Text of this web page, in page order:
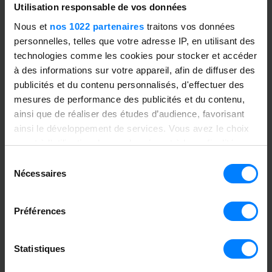
Utilisation responsable de vos données
Nous et nos 1022 partenaires traitons vos données
personnelles, telles que votre adresse IP, en utilisant des
technologies comme les cookies pour stocker et accéder
à des informations sur votre appareil, afin de diffuser des
publicités et du contenu personnalisés, d'effectuer des
mesures de performance des publicités et du contenu,
ainsi que de réaliser des études d’audience, favorisant
ainsi le développement de services. Vous avez le choix
quant à l'utilisation de vos données et à leurs finalités.
tout moment en consultant la Déclaration relative aux
cookies ou en cliquant sur l'icône de confidentialité.
Si vous le permettez, nous aimerions également :
géographique qui peuvent être précises à plusieurs
Nécessaires
Préférences
Statistiques
Besoin d’accompagnement
?
Un projet de transformation ? D’évolution
de votre ERP ?
Contactez PROGINFO